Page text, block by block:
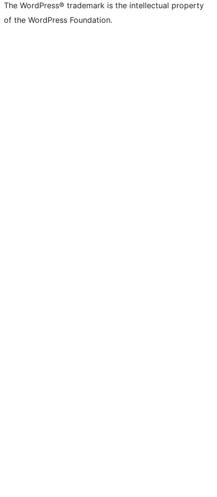
The WordPress® trademark is the intellectual property
of the WordPress Foundation.